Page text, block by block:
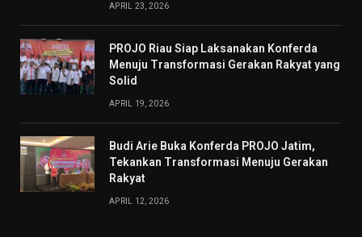
APRIL 23, 2026
PROJO Riau Siap Laksanakan Konferda
Menuju Transformasi Gerakan Rakyat yang
Solid
APRIL 19, 2026
Budi Arie Buka Konferda PROJO Jatim,
Tekankan Transformasi Menuju Gerakan
Rakyat
APRIL 12, 2026